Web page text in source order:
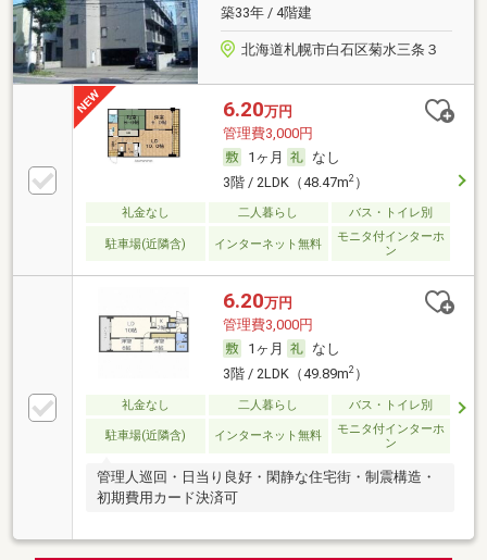
築33年 / 4階建
北海道札幌市白石区菊水三条３
6.20万円
管理費3,000円
1ヶ月
なし
3階 / 2LDK（48.47m2）
礼金なし 二人暮らし バス・トイレ別
駐車場(近隣含) インターネット無料
モニタ付インターホ
ン
6.20万円
管理費3,000円
1ヶ月
なし
3階 / 2LDK（49.89m2）
礼金なし 二人暮らし バス・トイレ別
駐車場(近隣含) インターネット無料
モニタ付インターホ
ン
管理人巡回・日当り良好・閑静な住宅街・制震構造・
初期費用カード決済可